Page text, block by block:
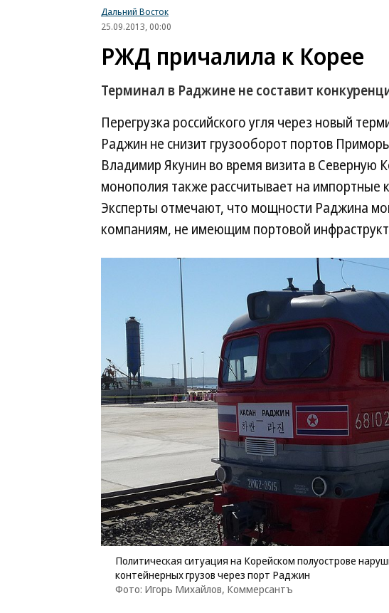
Дальний Восток
25.09.2013, 00:00
РЖД причалила к Корее
Терминал в Раджине не составит
Перегрузка российского угля через новый
Раджин не снизит грузооборот портов
Владимир Якунин во время визита в Северную
монополия также рассчитывает на
Эксперты отмечают, что мощности Раджина
компаниям, не имеющим портовой
Политическая ситуация на Корейском полуострове
контейнерных грузов через порт Раджин
Фото: Игорь Михайлов, Коммерсантъ